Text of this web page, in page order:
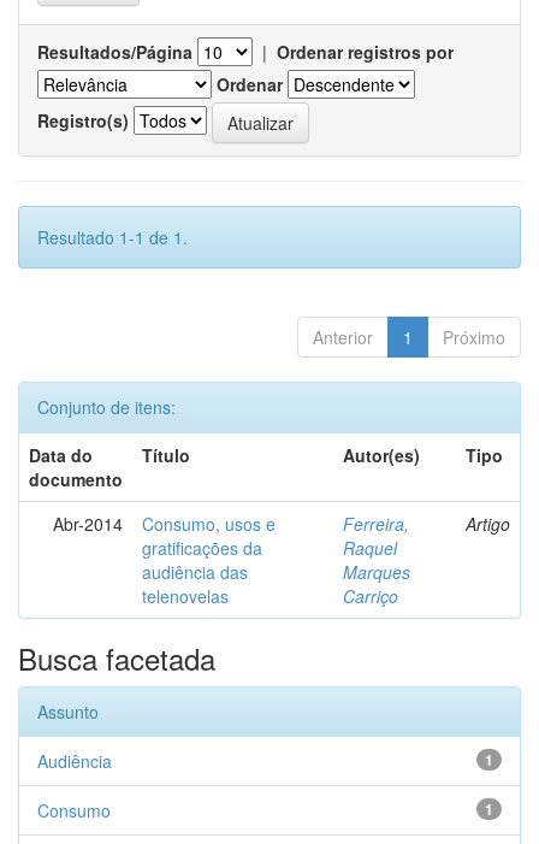
Resultados/Página | Ordenar registros por
Ordenar
Registro(s)
Resultado 1-1 de 1.
Anterior 1 Próximo
Conjunto de itens:
Data do
documento
Título Autor(es) Tipo
Abr-2014
Consumo, usos e
gratificações da
audiência das
telenovelas
Ferreira,
Raquel
Marques
Carriço
Artigo
Busca facetada
Assunto
1
Audiência
1
Consumo